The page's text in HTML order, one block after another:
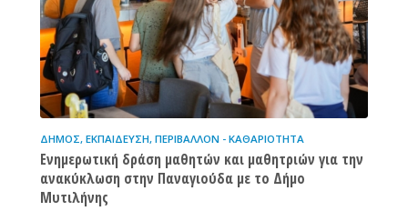
ΔΉΜΟΣ, ΕΚΠΑΊΔΕΥΣΗ, ΠΕΡΙΒΆΛΛΟΝ - ΚΑΘΑΡΙΌΤΗΤΑ
Ενημερωτική δράση μαθητών και μαθητριών για την
ανακύκλωση στην Παναγιούδα με το Δήμο
Μυτιλήνης